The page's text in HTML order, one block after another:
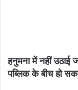
हनुमना में नहीं उठाई
पब्लिक के बीच हो